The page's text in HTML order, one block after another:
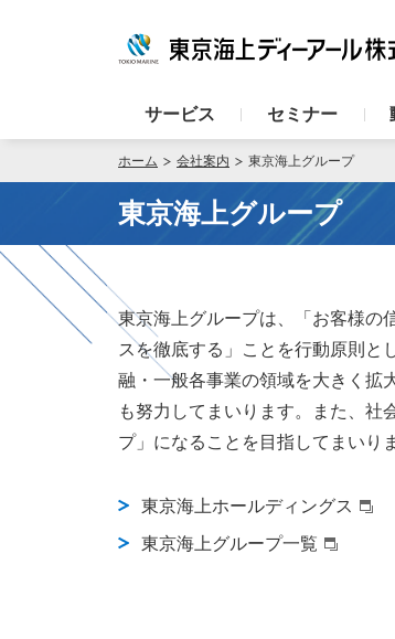
サービス セミナー
ホーム 会社案内 東京海上グループ
東京海上グループ
東京海上グループは、「お客様の
スを徹底する」ことを行動原則と
融・一般各事業の領域を大きく拡
も努力してまいります。また、社
プ」になることを目指してまいり
東京海上ホールディングス
東京海上グループ一覧